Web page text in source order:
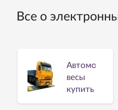
Все о
весы
купить